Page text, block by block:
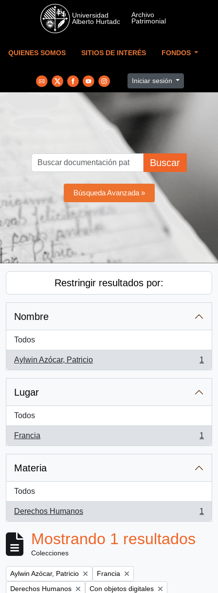
Skip to main content
QUIENES SOMOS SITIOS DE INTERÉS FONDOS
Iniciar sesión
Buscar
Búsqueda Avanzada »
Restringir resultados por:
Nombre
Todos
Aylwin Azócar, Patricio
, 1 resultados
1
Lugar
Todos
Francia
, 1 resultados
1
Materia
Todos
Derechos Humanos
, 1 resultados
1
Mostrando 1 resultados
Colecciones
Remove filter:
Aylwin Azócar, Patricio Remove filter:
Francia
Remove filter:
Derechos Humanos Remove filter:
Con objetos digitales